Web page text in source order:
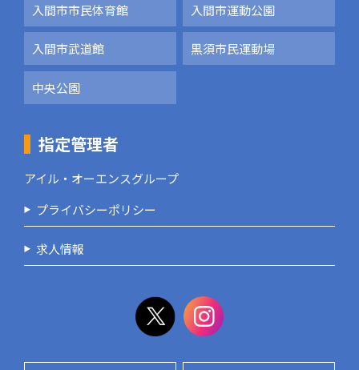
入間市市民体育館 入間市運動公園
入間市武道館 黒須市民運動場
中央公園
指定管理者
アイル・オーエンスグループ
プライバシーポリシー
求人情報